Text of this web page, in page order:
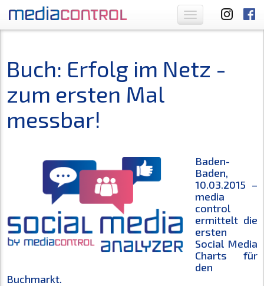
Toggle
navigation
Buch: Erfolg im Netz -
zum ersten Mal
messbar!
Baden-
Baden,
10.03.2015 –
media
control
ermittelt die
ersten
Social Media
Charts für
den
Buchmarkt.